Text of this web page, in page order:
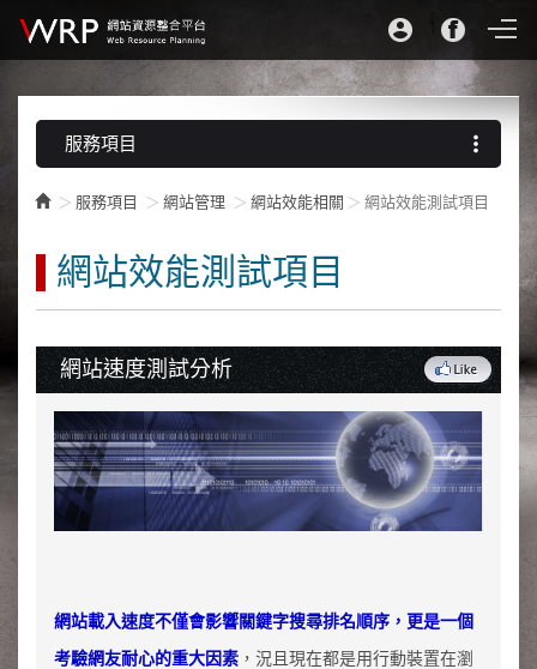
服務項目 more_vert
服務項目 網站管理 網站效能相關 網站效能測試項目
網站效能測試項目
網站速度測試分析
網站載入速度不僅會影響關鍵字搜尋排名順序，更是一個
考驗網友耐心的重大因素 ，況且現在都是用行動裝置在瀏